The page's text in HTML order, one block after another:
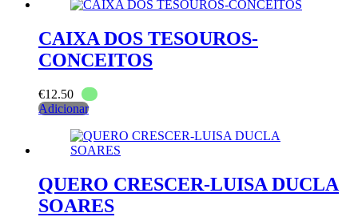
CAIXA DOS TESOUROS-
CONCEITOS
€12.50
Adicionar
QUERO CRESCER-LUISA DUCLA
SOARES